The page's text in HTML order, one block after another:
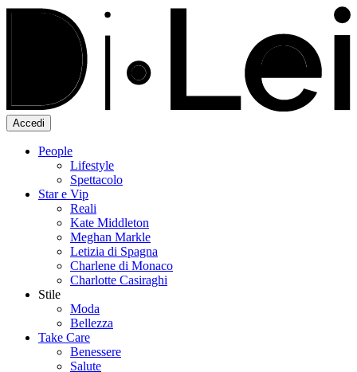
Accedi
People
Lifestyle
Spettacolo
Star e Vip
Reali
Kate Middleton
Meghan Markle
Letizia di Spagna
Charlene di Monaco
Charlotte Casiraghi
Stile
Moda
Bellezza
Take Care
Benessere
Salute